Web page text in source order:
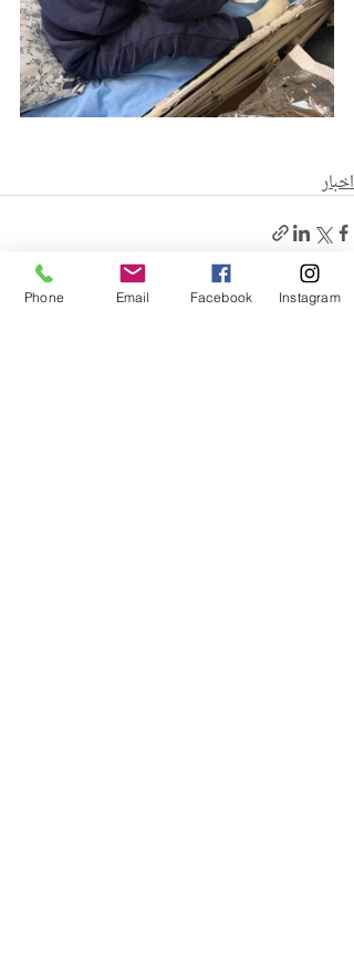
اخبار
منشورات ذات صلة
Phone Email Facebook Instagram